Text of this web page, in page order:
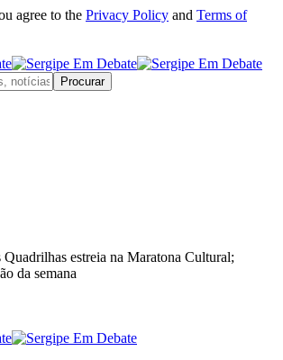
agree to the Privacy Policy and Terms of
Quadrilhas estreia na Maratona Cultural;
da semana